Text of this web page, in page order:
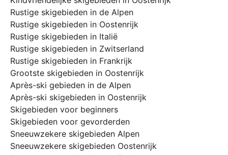
Rustige skigebieden in de Alpen
Rustige skigebieden in Oostenrijk
Rustige skigebieden in Italië
Rustige skigebieden in Zwitserland
Rustige skigebieden in Frankrijk
Grootste skigebieden in Oostenrijk
Après-ski gebieden in de Alpen
Après-ski skigebieden in Oostenrijk
Skigebieden voor beginners
Skigebieden voor gevorderden
Sneeuwzekere skigebieden Alpen
Sneeuwzekere skigebieden Oostenrijk